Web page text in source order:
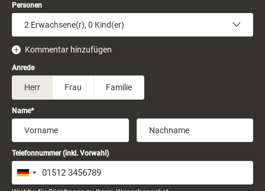
Personen
2 Erwachsene(r), 0 Kind(er)
Kommentar hinzufügen
Anrede
Herr Frau Familie
Name
Telefonnummer (inkl. Vorwahl)